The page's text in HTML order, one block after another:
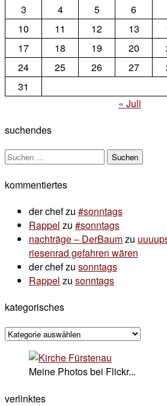
3
4 5 6
10
11 12 13
17
18 19 20
24
25 26 27
31
« Juli
suchendes
Suchen
kommentiertes
der chefzu #sonntags
Rappel zu #sonntags
nachträge – DerBaumzu
riesenrad gefahren wären
der chefzu sonntags
Rappel zu sonntags
kategorisches
kategorisches
Meine Photos bei Flickr...
verlinktes